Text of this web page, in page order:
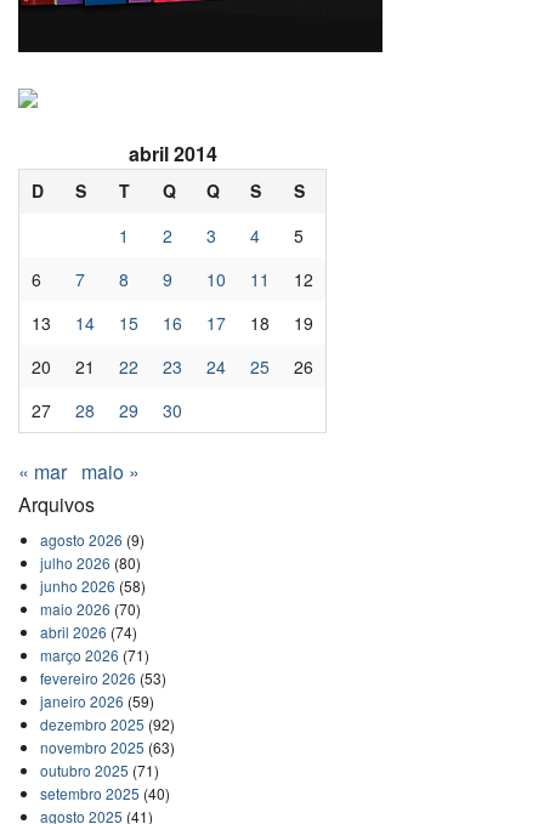
abril 2014
D S T Q Q S
S
1
2 3 4
5
6
7 8 9 10 11
12
13
14 15 16 17 18
19
20
21 22 23 24 25
26
27
28 29 30
« mar maio »
Arquivos
agosto 2026 (9)
julho 2026 (80)
junho 2026 (58)
maio 2026 (70)
abril 2026 (74)
março 2026 (71)
fevereiro 2026 (53)
janeiro 2026 (59)
dezembro 2025 (92)
novembro 2025 (63)
outubro 2025 (71)
setembro 2025 (40)
agosto 2025 (41)